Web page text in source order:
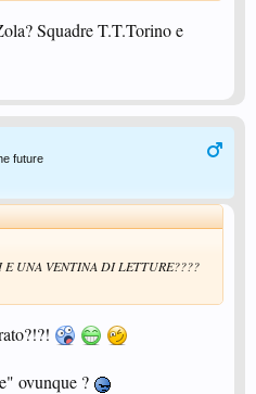
gran divertimento in campo. A
altrettanto vero che controlla meglio
Squadre T.T.Torino e
future
UNA VENTINA DI LETTURE????
ovunque ?